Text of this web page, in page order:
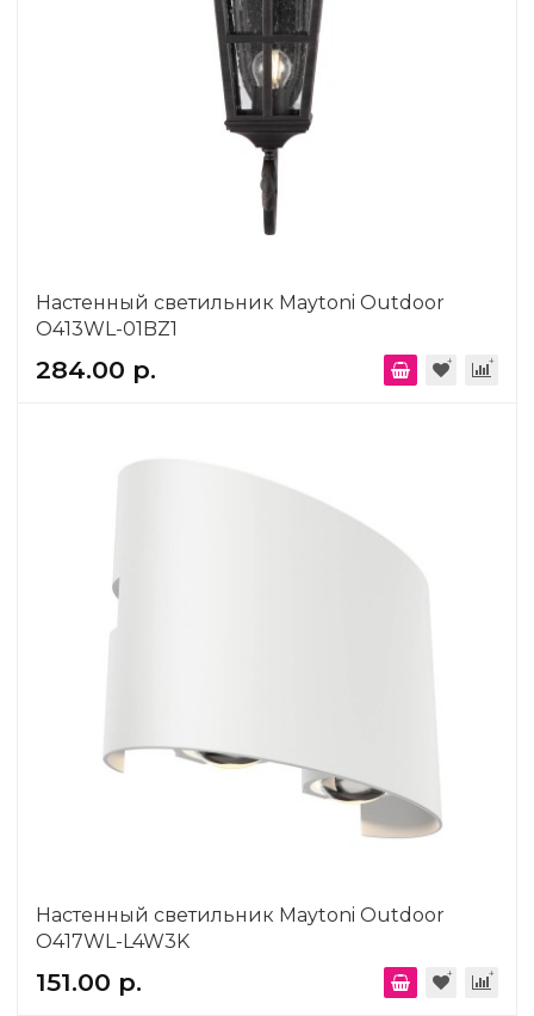
Настенный светильник Maytoni Outdoor
O413WL-01BZ1
284.00 р.
Настенный светильник Maytoni Outdoor
O417WL-L4W3K
151.00 р.